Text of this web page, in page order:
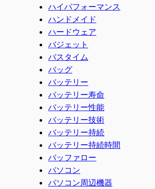
ハイパフォーマンス
ハンドメイド
ハードウェア
バジェット
バスタイム
バッグ
バッテリー
バッテリー寿命
バッテリー性能
バッテリー技術
バッテリー持続
バッテリー持続時間
バッファロー
パソコン
パソコン周辺機器